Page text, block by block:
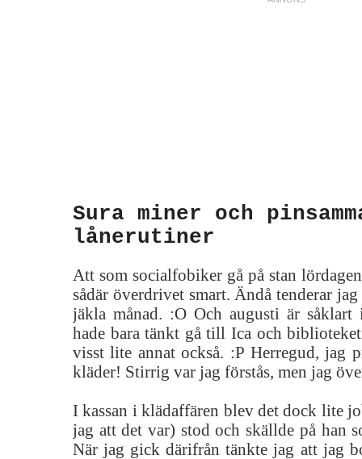
Sura miner och
lånerutiner
Att som socialfobiker gå på stan
sådär överdrivet smart. Ändå tenderar
jäkla månad. :O Och augusti är såklart
hade bara tänkt gå till Ica och
visst lite annat också. :P Herregud, jag
kläder! Stirrig var jag förstås, men jag
I kassan i klädaffären blev det dock lite
jag att det var) stod och skällde på han
När jag gick därifrån tänkte jag att jag